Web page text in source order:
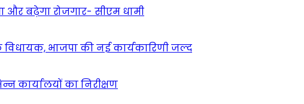
और बढ़ेगा रोजगार- सीएम धामी
भाजपा की नई कार्यकारिणी जल्द
कार्यालयों का निरीक्षण